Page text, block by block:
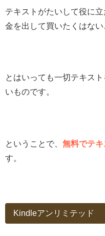
テキストがたいして役に
金を出して買いたくはな
とはいっても一切テキス
いものです。
ということで、 無料でテ
す。
Kindleアンリミテッド